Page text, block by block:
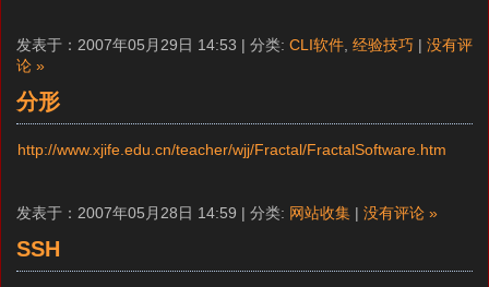
发表于：2007年05月29日 14:53 | 分类: CLI软件 经验技巧 | 没有评
论 »
分形
http://www.xjife.edu.cn/teacher/wjj/Fractal/FractalSoftware.htm
发表于：2007年05月28日 14:59 | 分类: 网站收集 | 没有评论 »
SSH